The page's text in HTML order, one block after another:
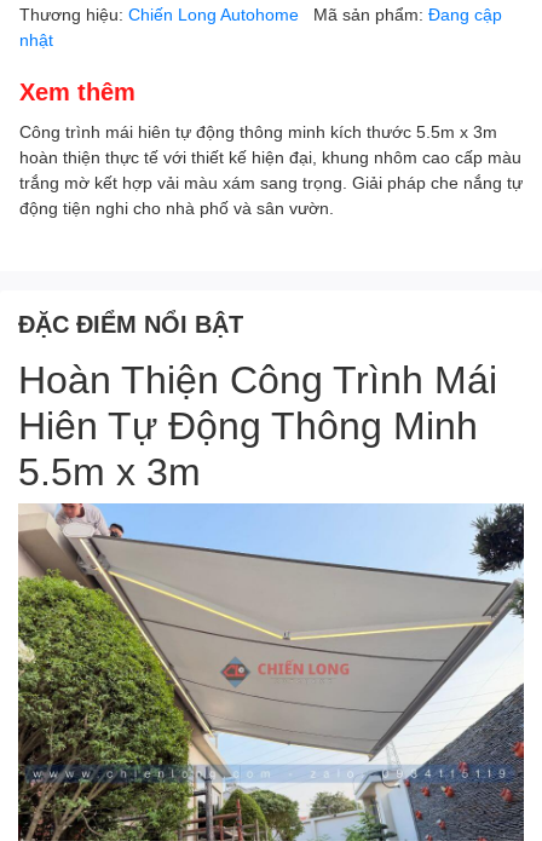
Thương hiệu: Chiến Long Autohome Mã sản phẩm: Đang cập
nhật
Xem thêm
Công trình mái hiên tự động thông minh kích thước 5.5m x 3m
hoàn thiện thực tế với thiết kế hiện đại, khung nhôm cao cấp màu
trắng mờ kết hợp vải màu xám sang trọng. Giải pháp che nắng tự
động tiện nghi cho nhà phố và sân vườn.
ĐẶC ĐIỂM NỔI BẬT
Hoàn Thiện Công Trình Mái
Hiên Tự Động Thông Minh
5.5m x 3m